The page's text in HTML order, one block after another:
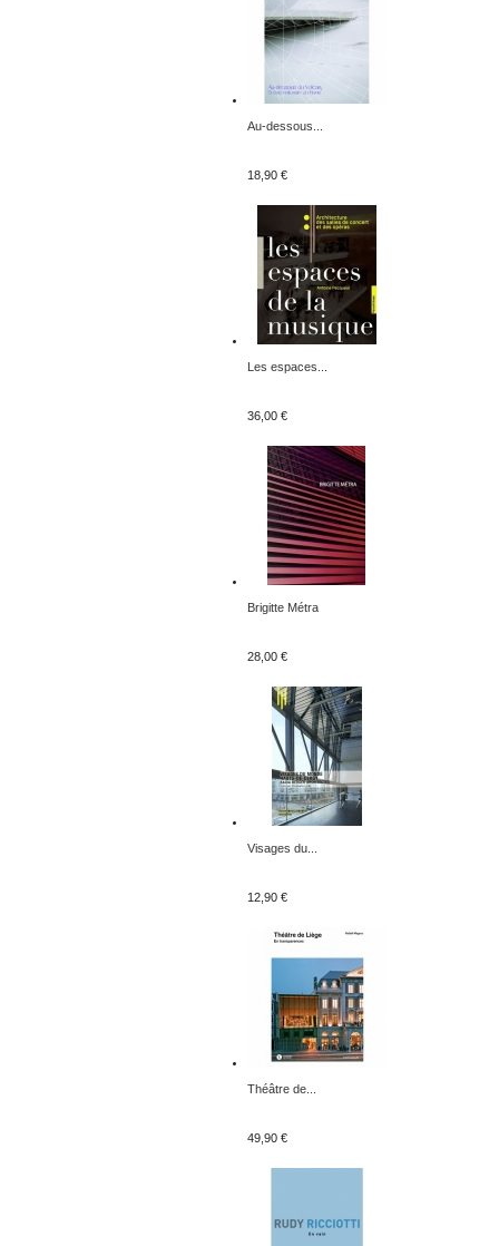
Au-dessous...
18,90 €
Les espaces...
36,00 €
Brigitte Métra
28,00 €
Visages du...
12,90 €
Théâtre de...
49,90 €